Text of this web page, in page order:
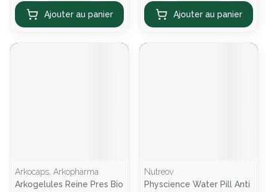
Ajouter au panier Ajouter au panier
Arkocaps, Arkopharma
Arkogelules Reine Pres Bio
Nutreov
Physcience Water Pill Anti